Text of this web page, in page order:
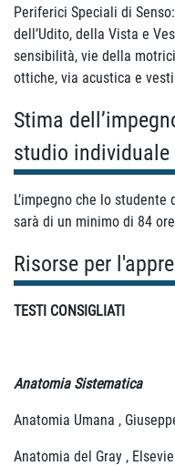
Periferici Speciali di
dell’Udito, della Vista e
sensibilità, vie della
ottiche, via acustica e
Stima
studio individuale
L’impegno che lo
sarà di un minimo di 84
Risorse per
TESTI CONSIGLIATI
Anatomia Sistematica
Anatomia Umana ,
Anatomia del Gray ,